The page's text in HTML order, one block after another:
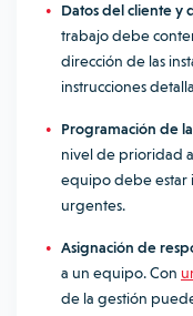
Datos del cliente y
trabajo debe
dirección de las
instrucciones
Programación de
nivel de prioridad
equipo debe estar
urgentes.
Asignación de
a un equipo. Con
de la gestión